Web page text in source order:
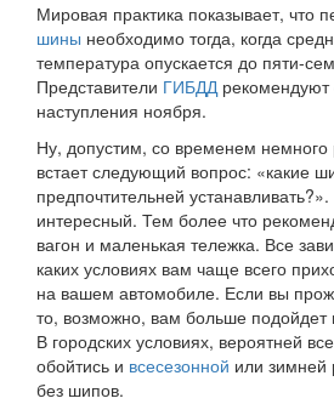
Мировая практика показывает, что
шины необходимо тогда, когда
температура опускается до пяти-
Представители ГИБДДрекомендуют
наступления ноября.
Ну, допустим, со временем немного
встает следующий вопрос: «какие
предпочтительней
интересный. Тем более что
вагон и маленькая тележка. Все
каких условиях вам чаще всего
на вашем автомобиле. Если вы
то, возможно, вам больше
В городских условиях, вероятней
обойтись и всесезонной или зимней
без шипов.